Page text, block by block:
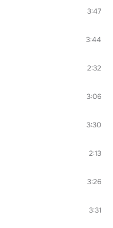
3:47
3:44
2:32
3:06
3:30
2:13
3:26
3:31